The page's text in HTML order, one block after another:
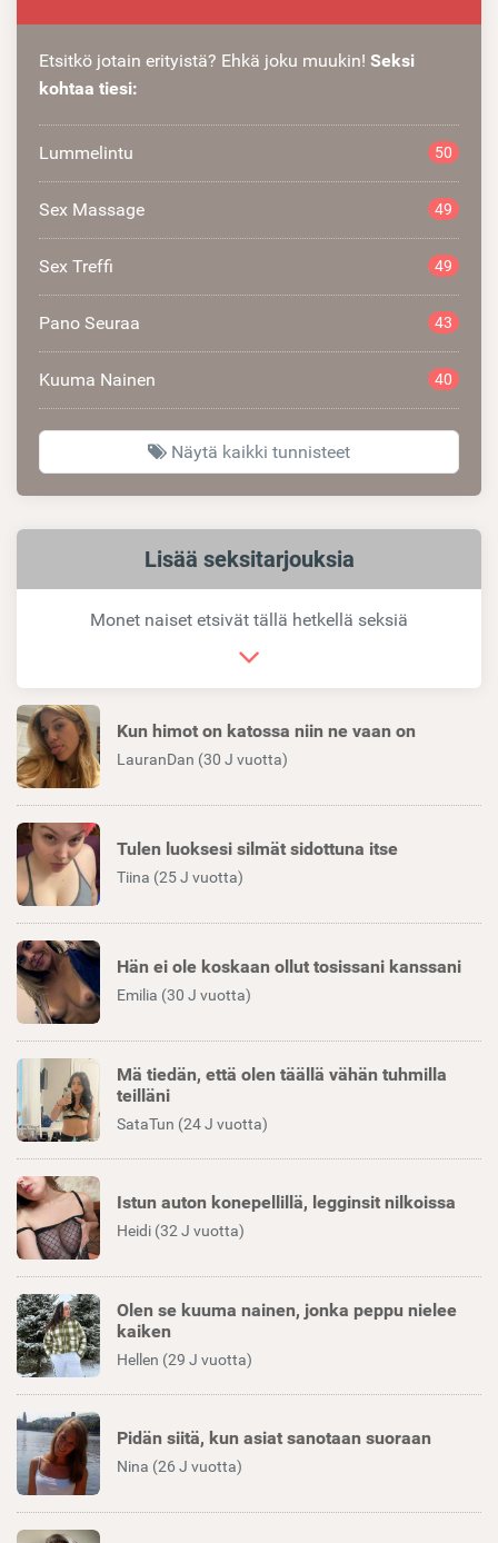
Etsitkö jotain erityistä? Ehkä joku muukin! Seksi
kohtaa tiesi:
Lummelintu 50
Sex Massage 49
Sex Treffi 49
Pano Seuraa 43
Kuuma Nainen 40
Näytä kaikki tunnisteet
Samankaltaiset
linkit
Lisää seksitarjouksia
Monet naiset etsivät tällä hetkellä seksiä
Kun himot on katossa niin ne vaan on
LauranDan (30 J vuotta)
Tulen luoksesi silmät sidottuna itse
Tiina (25 J vuotta)
Hän ei ole koskaan ollut tosissani kanssani
Emilia (30 J vuotta)
Mä tiedän, että olen täällä vähän tuhmilla
teilläni
SataTun (24 J vuotta)
Istun auton konepellillä, legginsit nilkoissa
Heidi (32 J vuotta)
Olen se kuuma nainen, jonka peppu nielee
kaiken
Hellen (29 J vuotta)
Pidän siitä, kun asiat sanotaan suoraan
Nina (26 J vuotta)